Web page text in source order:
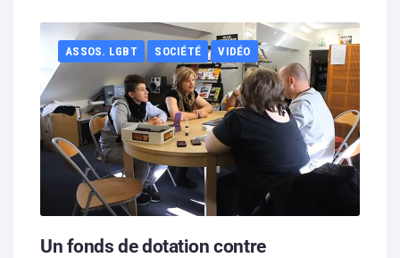
Partenaires
Contacts
Hébergement solidaire
ASSOS. LGBT SOCIÉTÉ VIDÉO
Un fonds de dotation contre